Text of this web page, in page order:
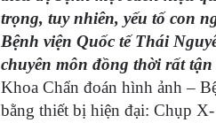
trọng, tuy nhiên, yếu tố con
Bệnh viện Quốc tế Thái
chuyên môn đồng thời rất
Khoa Chẩn đoán hình ảnh –
bằng thiết bị hiện đại: Chụp